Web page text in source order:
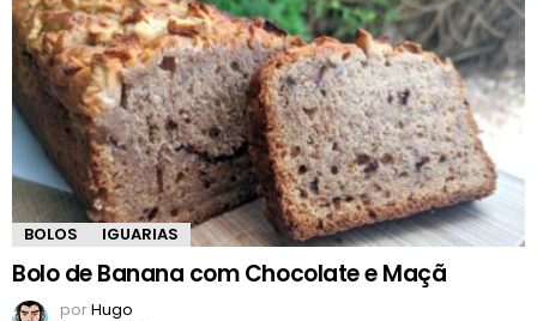
BOLOS IGUARIAS
Bolo de Banana com Chocolate e Maçã
porHugo